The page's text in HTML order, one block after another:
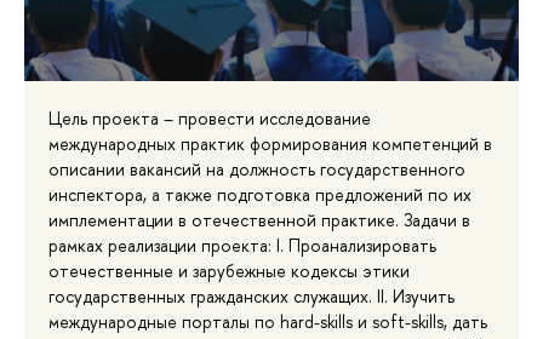
Цель проекта – провести исследование
международных практик формирования компетенций в
описании вакансий на должность государственного
инспектора, а также подготовка предложений по их
имплементации в отечественной практике. Задачи в
рамках реализации проекта: I. Проанализировать
отечественные и зарубежные кодексы этики
государственных гражданских служащих. II. Изучить
международные порталы по hard-skills и soft-skills, дать